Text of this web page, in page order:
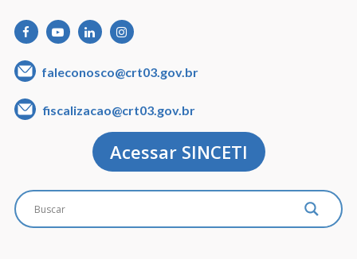
faleconosco@crt03.gov.br
fiscalizacao@crt03.gov.br
Acessar SINCETI